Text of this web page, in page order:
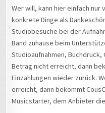
Wer will, kann hier einfach
konkrete Dinge als
Studiobesuche bei der
Band zuhause beim
Studioaufnahmen,
Betrag nicht erreicht, dann
Einzahlungen wieder zurück.
erreicht, dann bekommt
Musicstarter, dem Anbieter